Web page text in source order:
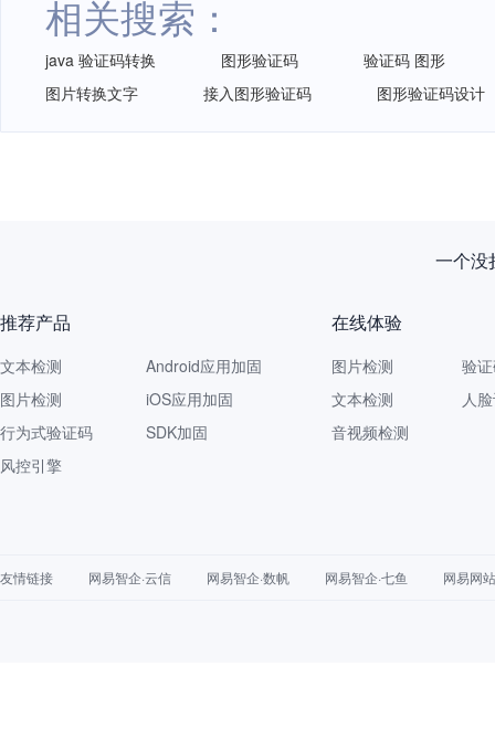
相关搜索：
java 验证码转换 图形验证码
验证码 图形
图片转换文字
接入图形验证码 图形验证码设计
新规
推荐产品
文本检测
图片检测
行为式验证码
风控引擎
Android应用加固
iOS应用加固
SDK加固
在线体验
图片检测
文本检测
音视频检测
验
人
友情链接 网易智企·云信 网易智企·数帆 网易智企·七鱼 网易网